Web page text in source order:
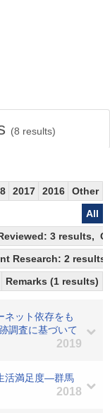
(8 results)
2017 2016
Other
All
3 results,
Research: 2 results)
Remarks (1 results)
ネット依存をも
調査に基づいて
2019
活満足度―群馬
2018